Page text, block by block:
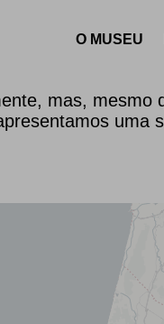
O MUSEU
mas,
uma